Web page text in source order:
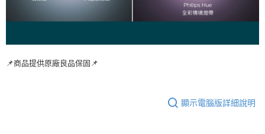
📌商品提供原廠良品保固📌
顯示電腦版詳細說明